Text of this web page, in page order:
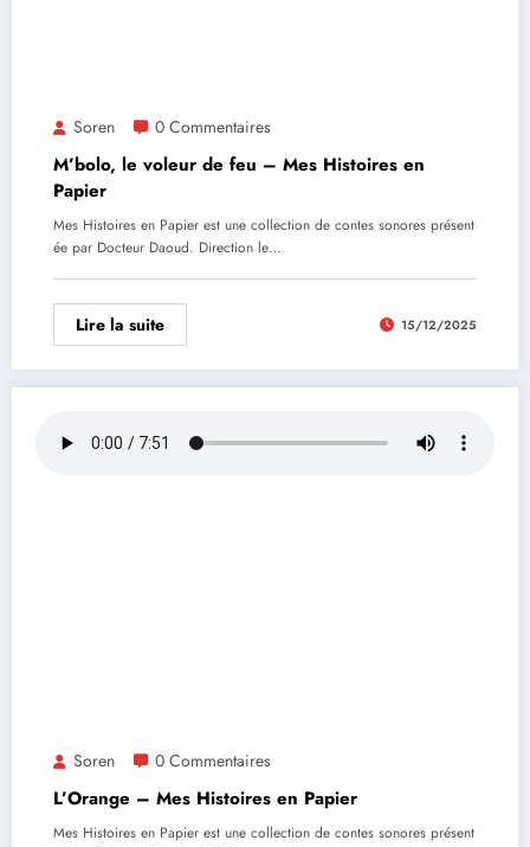
Soren 0 Commentaires
M’bolo, le voleur de feu – Mes Histoires en
Papier
Mes Histoires en Papier est une collection de contes sonores présent
ée par Docteur Daoud. Direction le…
Lire la suite 15/12/2025
Soren 0 Commentaires
L’Orange – Mes Histoires en Papier
Mes Histoires en Papier est une collection de contes sonores présent